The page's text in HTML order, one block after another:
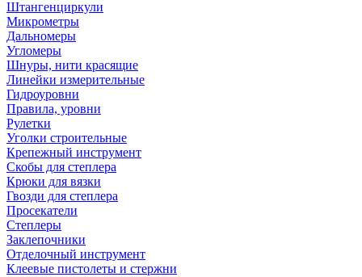
Штангенциркули
Микрометры
Дальномеры
Угломеры
Шнуры, нити красящие
Линейки измерительные
Гидроуровни
Правила, уровни
Рулетки
Уголки строительные
Крепежный инструмент
Скобы для степлера
Крюки для вязки
Гвозди для степлера
Просекатели
Степлеры
Заклепочники
Отделочный инструмент
Клеевые пистолеты и стержни